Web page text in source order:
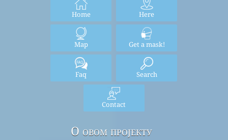
Home Here
Map Get a mask!
Faq Search
Contact
О овом пројекту